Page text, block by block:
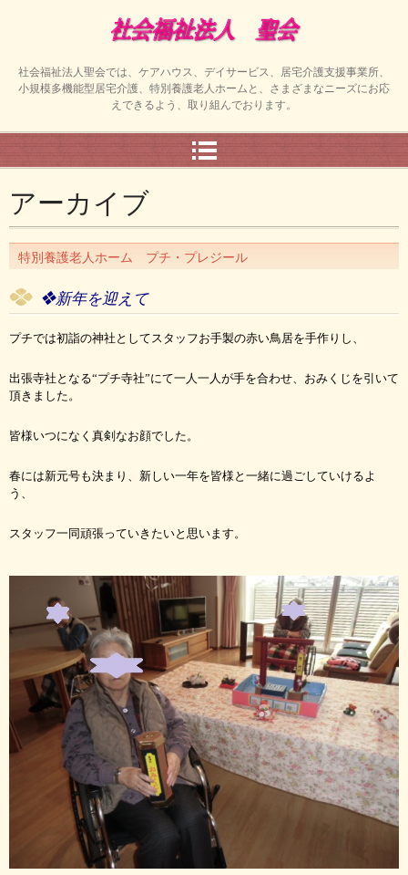
社会福祉法人聖会では、ケアハウス、デイサービス、居宅介護支援事業所、
小規模多機能型居宅介護、特別養護老人ホームと、さまざまなニーズにお応
えできるよう、取り組んでおります。
アーカイブ
特別養護老人ホーム プチ・プレジール
❖新年を迎えて
プチでは初詣の神社としてスタッフお手製の赤い鳥居を手作りし、
出張寺社となる“プチ寺社”にて一人一人が手を合わせ、おみくじを引いて
頂きました。
皆様いつになく真剣なお顔でした。
春には新元号も決まり、新しい一年を皆様と一緒に過ごしていけるよ
う、
スタッフ一同頑張っていきたいと思います。